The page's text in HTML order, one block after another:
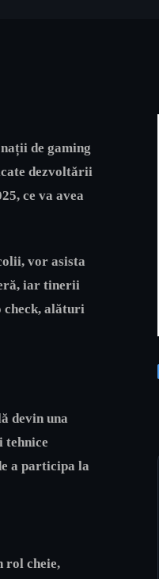
de gaming
dezvoltării
, ce va avea
vor asista
iar tinerii
, alături
devin una
tehnice
a participa la
rol cheie,